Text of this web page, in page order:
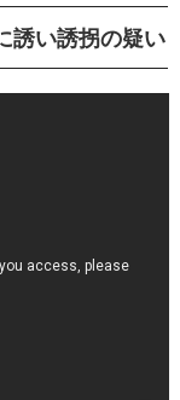
誘い誘拐の疑い